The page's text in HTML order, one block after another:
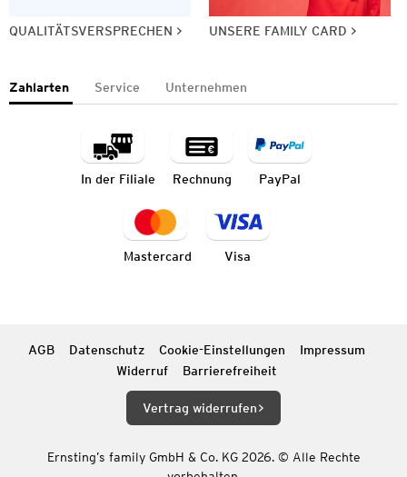
QUALITÄTSVERSPRECHEN UNSERE FAMILY CARD
Zahlarten Service Unternehmen
In der Filiale Rechnung PayPal
Mastercard Visa
AGB Datenschutz Cookie-Einstellungen
Impressum
Widerruf
Barrierefreiheit
Vertrag widerrufen
Ernsting’s family GmbH & Co. KG 2026. © Alle Rechte